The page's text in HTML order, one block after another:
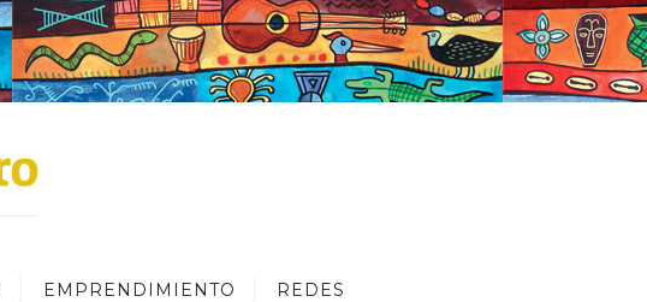
EMPRENDIMIENTO REDES